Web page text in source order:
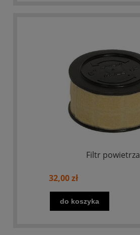
Filtr powietrza
32,00 zł
do koszyka